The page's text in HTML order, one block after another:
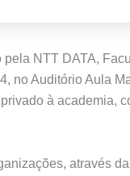
NTT DATA,
no Auditório Aula
à academia,
através